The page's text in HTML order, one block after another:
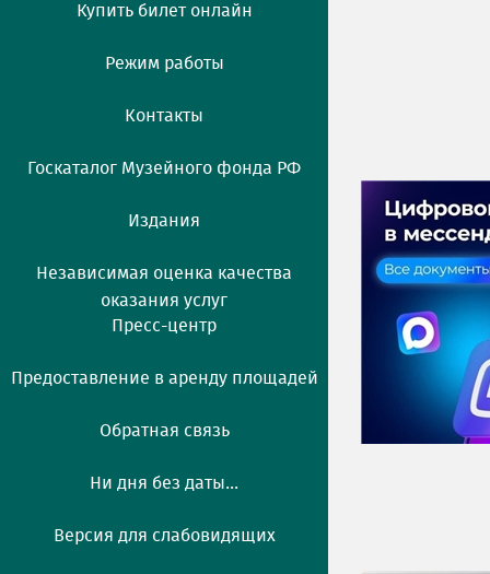
Купить билет онлайн
Режим работы
Контакты
Госкаталог Музейного фонда РФ
Издания
Независимая оценка качества
оказания услуг
Пресс-центр
Предоставление в аренду площадей
Обратная связь
Ни дня без даты...
Версия для слабовидящих